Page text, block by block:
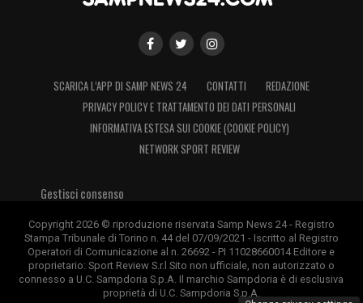
SCARICA L’APP DI SAMP NEWS 24 CONTATTI
REDAZIONE
PRIVACY POLICY E TRATTAMENTO DEI DATI PERSONALI
INFORMATIVA ESTESA SUI COOKIE (COOKIE POLICY)
NETWORK SPORT REVIEW
Gestisci consenso
Copyright 2026 © riproduzione riservata Samp News 24 - Registro
Stampa Tribunale di Torino n. 44 del 07/09/2021 - Iscritto al Registro
Operatori di Comunicazione al n. 26692 - PI 11028660014 Editore e
proprietario: Sport Review S.r.l Sito non ufficiale, non autorizzato o
connesso a U.C. Sampdoria S.p.A. Il marchio Sampdoria è di esclusiva
proprietà di U.C. Sampdoria S.p.A.